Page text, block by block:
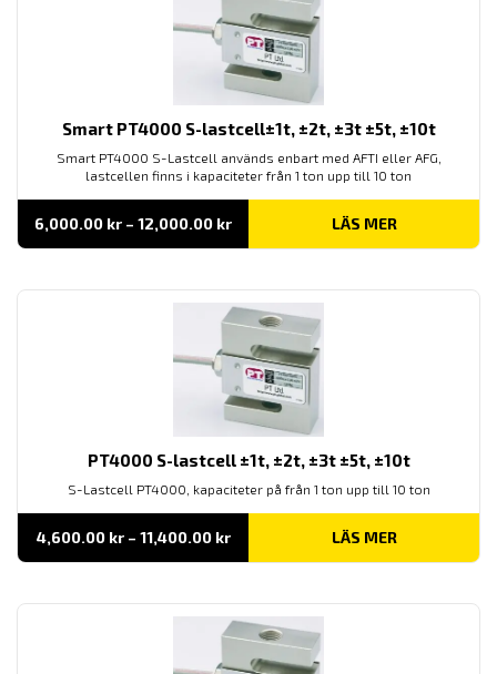
Smart PT4000 S-lastcell±1t, ±2t, ±3t ±5t, ±10t
Smart PT4000 S-Lastcell används enbart med AFTI eller AFG,
lastcellen finns i kapaciteter från 1 ton upp till 10 ton
6,000.00 kr – 12,000.00 krPrisintervall:
till
LÄS MER
PT4000 S-lastcell ±1t, ±2t, ±3t ±5t, ±10t
S-Lastcell PT4000, kapaciteter på från 1 ton upp till 10 ton
4,600.00 kr – 11,400.00 krPrisintervall:
till
LÄS MER